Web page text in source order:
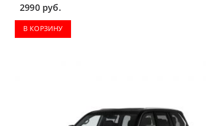
2990 руб.
В КОРЗИНУ